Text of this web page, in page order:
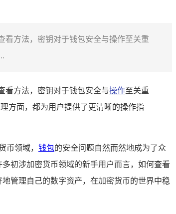
看方法，密钥对于钱包安全与操作至关重
看方法，密钥对于钱包安全与操作至关重
方面，都为用户提供了更清晰的操作指
币领域， 钱包的安全问题自然而然地成为了众
初涉加密货币领域的新手用户而言，如何查看
管理自己的数字资产，在加密货币的世界中稳